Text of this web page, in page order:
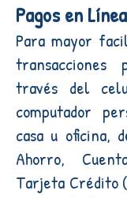
Pagos en
Para mayor
través del
computador
casa u oficina,
Ahorro,
Tarjeta Crédito